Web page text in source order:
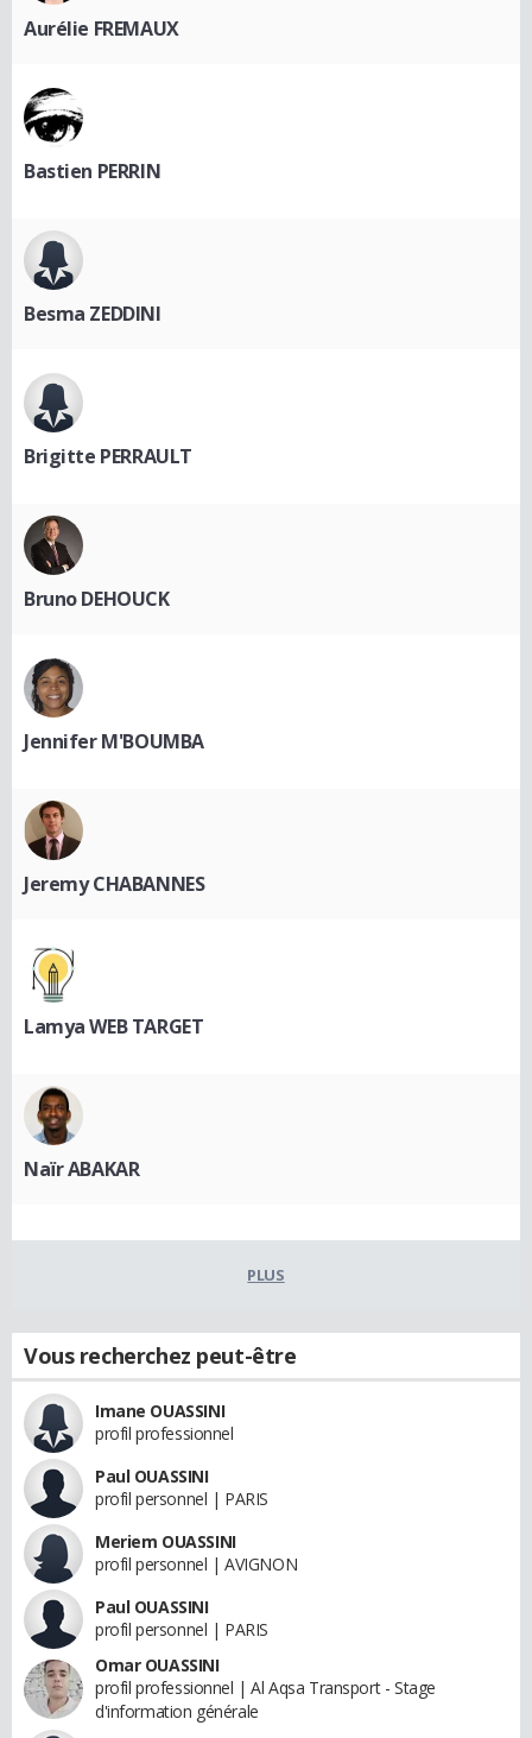
Aurélie FREMAUX
Bastien PERRIN
Besma ZEDDINI
Brigitte PERRAULT
Bruno DEHOUCK
Jennifer M'BOUMBA
Jeremy CHABANNES
Lamya WEB TARGET
Naïr ABAKAR
PLUS
Vous recherchez peut-être
Imane OUASSINI
profil professionnel
Paul OUASSINI
profil personnel | PARIS
Meriem OUASSINI
profil personnel | AVIGNON
Paul OUASSINI
profil personnel | PARIS
Omar OUASSINI
profil professionnel | Al Aqsa Transport - Stage
d'information générale